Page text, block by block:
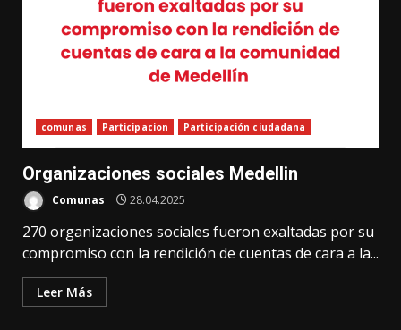
comunas Participacion Participación ciudadana
Organizaciones sociales Medellin
Comunas 28.04.2025
270 organizaciones sociales fueron exaltadas por su
compromiso con la rendición de cuentas de cara a la...
Leer Más